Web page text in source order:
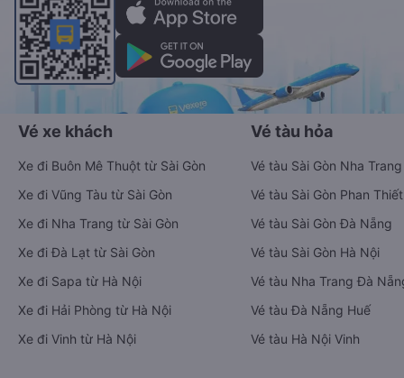
Vé xe khách
Xe đi Buôn Mê Thuột từ Sài Gòn
Xe đi Vũng Tàu từ Sài Gòn
Xe đi Nha Trang từ Sài Gòn
Xe đi Đà Lạt từ Sài Gòn
Xe đi Sapa từ Hà Nội
Xe đi Hải Phòng từ Hà Nội
Xe đi Vinh từ Hà Nội
Vé tàu hỏa
Vé tàu Sài Gòn Nha Trang
Vé tàu Sài Gòn Phan Thiết
Vé tàu Sài Gòn Đà Nẵng
Vé tàu Sài Gòn Hà Nội
Vé tàu Nha Trang Đà
Vé tàu Đà Nẵng Huế
Vé tàu Hà Nội Vinh